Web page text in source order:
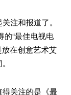
注和报道了。
的“最佳电视电
放在创意艺术艾
关注的是《最